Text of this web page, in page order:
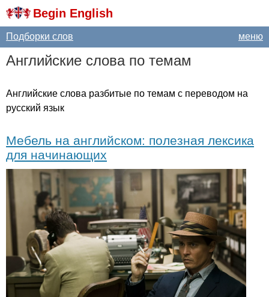
Begin English
меню
Подборки слов
Английские слова по темам
Английские слова разбитые по темам с переводом на
русский язык
Мебель на английском: полезная лексика
для начинающих